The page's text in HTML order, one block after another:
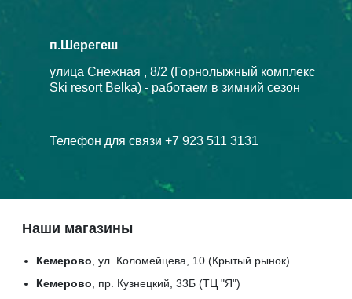
Наши магазины
Кемерово , ул. Коломейцева, 10 (Крытый рынок)
Кемерово, пр. Кузнецкий, 33Б (ТЦ "Я")
п.Шерегеш
улица Снежная , 8/2 (Горнолыжный комплекс
Ski resort Belka) - работаем в зимний сезон
Телефон для связи +7 923 511 3131